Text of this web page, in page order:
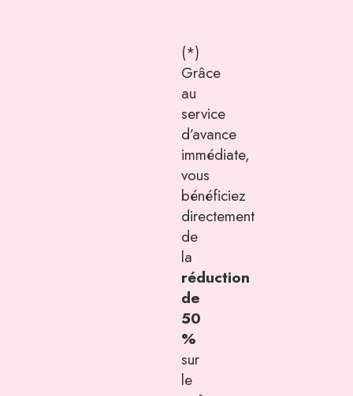
(*)
Grâce
au
service
d’avance
immédiate,
vous
bénéficiez
directement
de
la
réduction
de
50
%
sur
le